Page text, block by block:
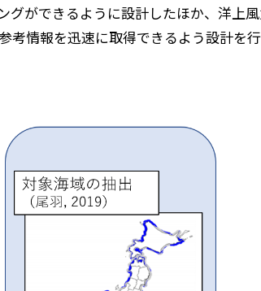
グができるように設計したほか、洋上
考情報を迅速に取得できるよう設計